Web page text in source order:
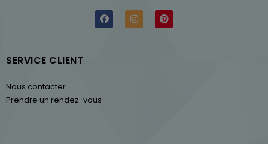
SERVICE CLIENT
Nous contacter
Prendre un rendez-vous